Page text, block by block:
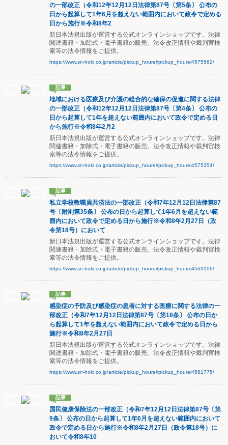
の一部改正（令和12年12月12日法律第87号〔第5条〕 公布の
日から起算して1年6月を超えない範囲内において政令で定める
日から施行※令和8年2
新日本法規出版が運営する公式オンラインショップです。法律
関連書籍・加除式・電子書籍の販売。法令改正情報や裁判官検
索等の法令情報をご提供。
https://www.sn-hoki.co.jp/article/pickup_hourei/pickup_hourei4575562/
記事
地域における医療及び介護の総合的な確保の促進に関する法律
の一部改正（令和12年12月12日法律第87号〔第4条〕 公布の
日から起算して1年を超えない範囲内において政令で定める日
から施行※令和8年2月2
新日本法規出版が運営する公式オンラインショップです。法律
関連書籍・加除式・電子書籍の販売。法令改正情報や裁判官検
索等の法令情報をご提供。
https://www.sn-hoki.co.jp/article/pickup_hourei/pickup_hourei4575354/
記事
私立学校教職員共済法の一部改正（令和7年12月12日法律第87
号〔附則第35条〕 公布の日から起算して1年6月を超えない範
囲内において政令で定める日から施行※令和8年2月27日（政
令第18号）において
新日本法規出版が運営する公式オンラインショップです。法律
関連書籍・加除式・電子書籍の販売。法令改正情報や裁判官検
索等の法令情報をご提供。
https://www.sn-hoki.co.jp/article/pickup_hourei/pickup_hourei4569106/
記事
感染症の予防及び感染症の患者に対する医療に関する法律の一
部改正（令和7年12月12日法律第87号〔第18条〕 公布の日か
ら起算して1年を超えない範囲内において政令で定める日から
施行※令和8年2月27日
新日本法規出版が運営する公式オンラインショップです。法律
関連書籍・加除式・電子書籍の販売。法令改正情報や裁判官検
索等の法令情報をご提供。
https://www.sn-hoki.co.jp/article/pickup_hourei/pickup_hourei4581775/
記事
国民健康保険法の一部改正（令和7年12月12日法律第87号〔第
9条〕 公布の日から起算して1年6月を超えない範囲内において
政令で定める日から施行※令和8年2月27日（政令第18号）に
おいて令和8年10